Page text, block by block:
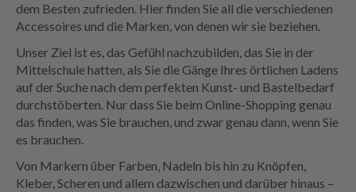
dem Besten zufrieden. Hier finden Sie all die verschiedenen
Accessoires und die Marken, von denen wir sie beziehen.
Unser Ziel ist es, das Gefühl nachzubilden, das Sie in der
Mittelschule hatten, als Sie die Gänge Ihres örtlichen Ladens
auf der Suche nach dem perfekten Kunst- und Bastelbedarf
durchstöberten. Nur dass Sie beim Online-Shopping genau
das finden, was Sie brauchen, und zwar genau dann, wenn Sie
es brauchen.
Von Markern über Farben, Nadeln bis hin zu Knöpfen,
Kleber, Scheren und allem dazwischen und darüber hinaus –